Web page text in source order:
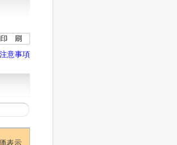
意事項
表示